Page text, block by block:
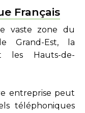
Français
vaste zone du
Grand-Est, la
les Hauts-de-
entreprise peut
téléphoniques